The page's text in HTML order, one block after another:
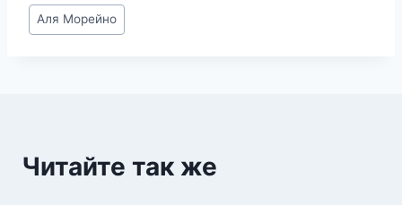
Метки
записи:
Аля Морейно
Читайте так же